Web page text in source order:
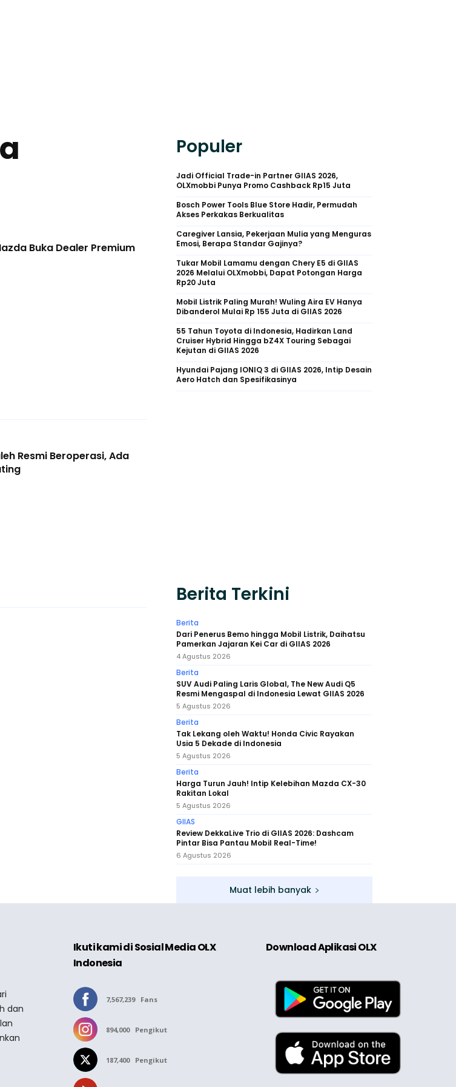
Buka Dealer Premium
Resmi Beroperasi, Ada
Populer
Jadi Official Trade-in Partner GIIAS 2026,
OLXmobbi Punya Promo Cashback Rp15 Juta
Bosch Power Tools Blue Store Hadir, Permudah
Akses Perkakas Berkualitas
Caregiver Lansia, Pekerjaan Mulia yang Menguras
Emosi, Berapa Standar Gajinya?
Tukar Mobil Lamamu dengan Chery E5 di GIIAS
2026 Melalui OLXmobbi, Dapat Potongan Harga
Rp20 Juta
Mobil Listrik Paling Murah! Wuling Aira EV Hanya
Dibanderol Mulai Rp 155 Juta di GIIAS 2026
55 Tahun Toyota di Indonesia, Hadirkan Land
Cruiser Hybrid Hingga bZ4X Touring Sebagai
Kejutan di GIIAS 2026
Hyundai Pajang IONIQ 3 di GIIAS 2026, Intip Desain
Aero Hatch dan Spesifikasinya
Berita Terkini
Berita
Dari Penerus Bemo hingga Mobil Listrik, Daihatsu
Pamerkan Jajaran Kei Car di GIIAS 2026
4 Agustus 2026
Berita
SUV Audi Paling Laris Global, The New Audi Q5
Resmi Mengaspal di Indonesia Lewat GIIAS 2026
5 Agustus 2026
Berita
Tak Lekang oleh Waktu! Honda Civic Rayakan
Usia 5 Dekade di Indonesia
5 Agustus 2026
Berita
Harga Turun Jauh! Intip Kelebihan Mazda CX-30
Rakitan Lokal
5 Agustus 2026
GIIAS
Review DekkaLive Trio di GIIAS 2026: Dashcam
Pintar Bisa Pantau Mobil Real-Time!
6 Agustus 2026
Muat lebih banyak
dan
Ikuti kami di Sosial Media OLX
Indonesia
7,567,239 Fans
894,000 Pengikut
187,400 Pengikut
Download Aplikasi OLX